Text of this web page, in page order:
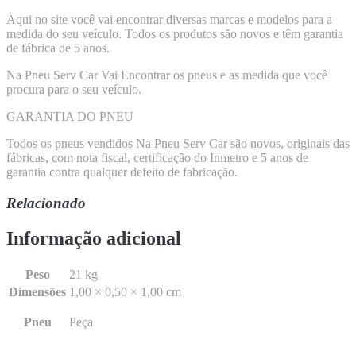
Aqui no site você vai encontrar diversas marcas e modelos para a
medida do seu veículo. Todos os produtos são novos e têm garantia
de fábrica de 5 anos.
Na Pneu Serv Car Vai Encontrar os pneus e as medida que você
procura para o seu veículo.
GARANTIA DO PNEU
Todos os pneus vendidos Na Pneu Serv Car são novos, originais das
fábricas, com nota fiscal, certificação do Inmetro e 5 anos de
garantia contra qualquer defeito de fabricação.
Relacionado
Informação adicional
Peso
21 kg
Dimensões 1,00 × 0,50 × 1,00 cm
Pneu Peça